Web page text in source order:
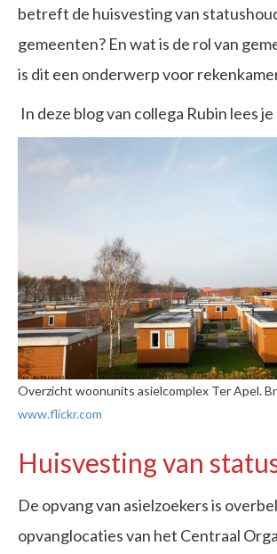
betreft de huisvesting van
gemeenten? En wat is de rol van
is dit een onderwerp voor
In deze blog van collega Rubin lees
Overzicht woonunits asielcomplex Ter Apel.
www.flickr.com
Huisvesting van
De opvang van asielzoekers is
opvanglocaties van het Centraal